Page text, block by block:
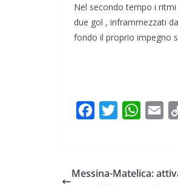
Nel secondo tempo i
due gol , inframmezzati
fondo il proprio impegno
b
W
Messina-Matelica: